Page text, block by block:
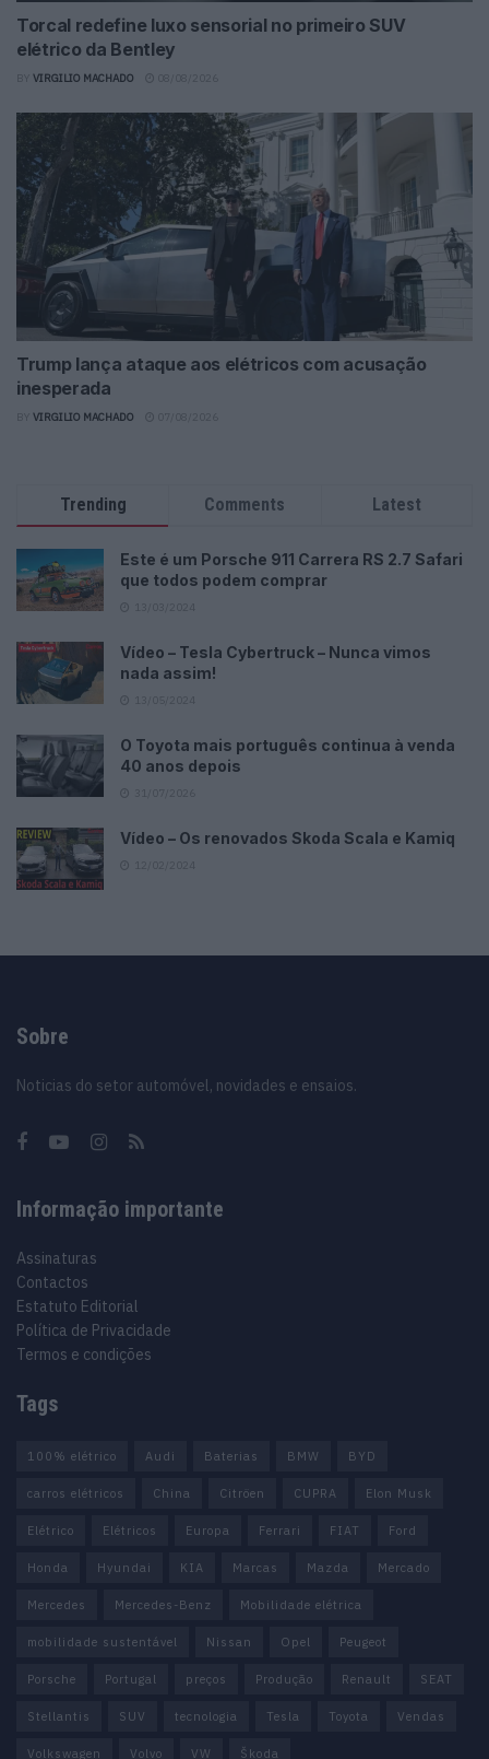
Torcal redefine luxo sensorial no primeiro SUV
elétrico da Bentley
VIRGILIO MACHADO
Trump lança ataque aos elétricos com acusação
inesperada
VIRGILIO MACHADO
Trending Comments Latest
Este é um Porsche 911 Carrera RS 2.7 Safari
que todos podem comprar
Vídeo – Tesla Cybertruck – Nunca vimos
nada assim!
O Toyota mais português continua à venda
40 anos depois
Vídeo – Os renovados Skoda Scala e Kamiq
Sobre
Noticias do setor automóvel, novidades e ensaios.
Informação importante
Assinaturas
Contactos
Estatuto Editorial
Política de Privacidade
Termos e condições
Tags
100% elétrico Audi Baterias BMW BYD
carros elétricos China Citröen CUPRA Elon Musk
Elétrico Elétricos Europa Ferrari FIAT Ford
Honda Hyundai KIA Marcas Mazda Mercado
Mercedes Mercedes-Benz Mobilidade elétrica
mobilidade sustentável Nissan Opel Peugeot
Porsche Portugal preços Produção Renault SEAT
Stellantis SUV tecnologia Tesla Toyota Vendas
Volkswagen Volvo VW Škoda